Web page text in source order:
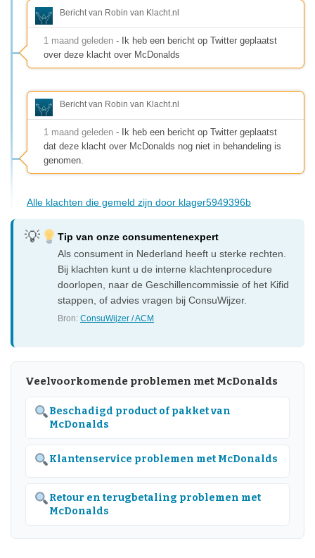
Bericht van Robin van Klacht.nl
1 maand geleden - Ik heb een bericht op Twitter geplaatst
over deze klacht over McDonalds
Bericht van Robin van Klacht.nl
1 maand geleden - Ik heb een bericht op Twitter geplaatst
dat deze klacht over McDonalds nog niet in behandeling is
genomen.
Alle klachten die gemeld zijn door klager5949396b
Tip van onze consumentenexpert
Als consument in Nederland heeft u sterke rechten.
Bij klachten kunt u de interne klachtenprocedure
doorlopen, naar de Geschillencommissie of het Kifid
stappen, of advies vragen bij ConsuWijzer.
Bron:ConsuWijzer / ACM
Veelvoorkomende problemen met McDonalds
Beschadigd product of pakket van
McDonalds
Klantenservice problemen met McDonalds
Retour en terugbetaling problemen met
McDonalds